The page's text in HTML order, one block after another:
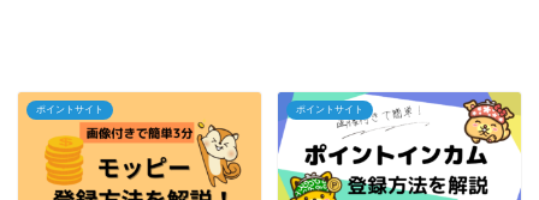
ポイントサイト ポイントサイト